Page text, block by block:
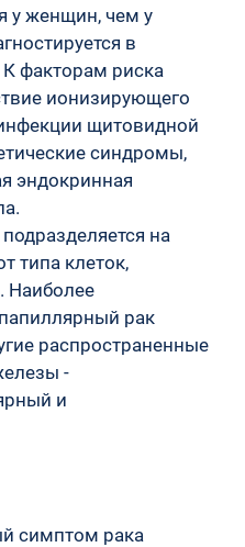
у женщин, чем у
в
К факторам риска
ионизирующего
щитовидной
синдромы,
эндокринная
на
типа клеток,
Наиболее
рак
распространенные
-
и
симптом рака